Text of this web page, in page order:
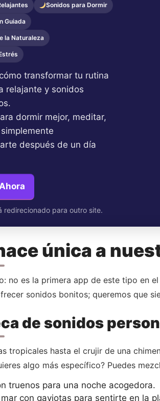
Sonidos para Dormir
Guiada
la Naturaleza
transformar tu rutina
relajante y sonidos
dormir mejor, meditar,
después de un día
redirecionado para outro site.
única a
no es la primera app de este tipo en
sonidos bonitos; queremos que
de sonidos
tropicales hasta el crujir de una
algo más específico? Puedes
truenos para una noche acogedora.
con gaviotas para sentirte en la